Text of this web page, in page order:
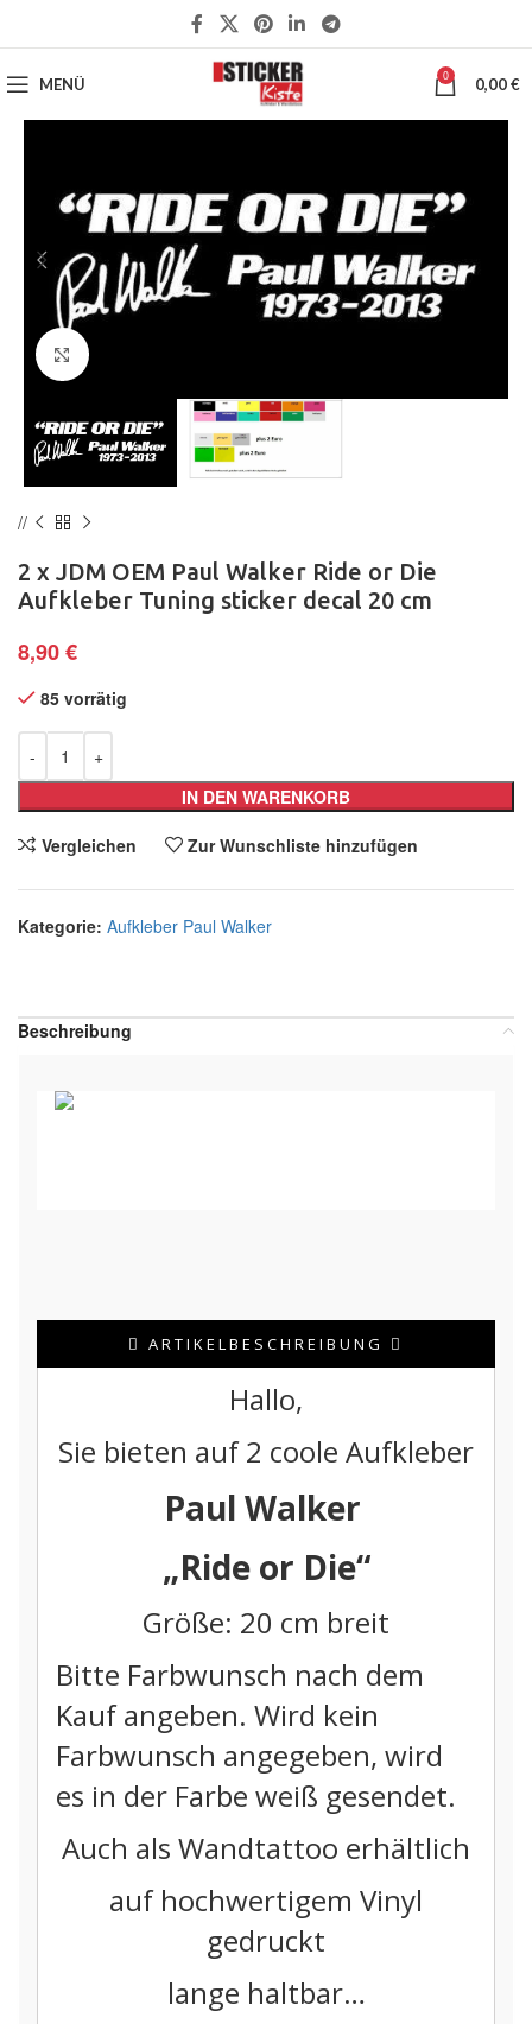
MENÜ 0 0,00€
Klick zum Vergrößern
2 x JDM OEM Paul Walker Ride or Die
Aufkleber Tuning sticker decal 20 cm
8,90€
85 vorrätig
IN DEN WARENKORB
Vergleichen Zur Wunschliste hinzufügen
Kategorie: Aufkleber Paul Walker
Beschreibung
ARTIKELBESCHREIBUNG
Hallo,
Sie bieten auf 2 coole Aufkleber
Paul Walker
„Ride or Die“
Größe: 20 cm breit
Bitte Farbwunsch nach dem
Kauf angeben. Wird kein
Farbwunsch angegeben, wird
es in der Farbe weiß gesendet.
Auch als Wandtattoo erhältlich
auf hochwertigem Vinyl
gedruckt
lange haltbar…